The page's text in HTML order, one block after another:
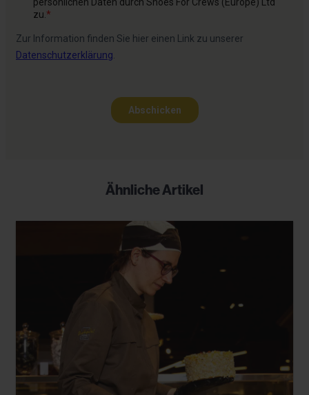
Ähnliche Artikel